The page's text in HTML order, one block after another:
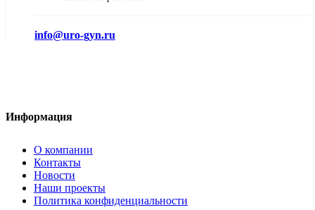
info@uro-gyn.ru
Информация
О компании
Контакты
Новости
Наши проекты
Политика конфиденциальности